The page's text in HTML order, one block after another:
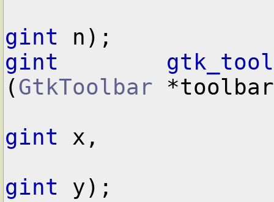
gint
gint
(GtkToolbar
gint x,
gint y);